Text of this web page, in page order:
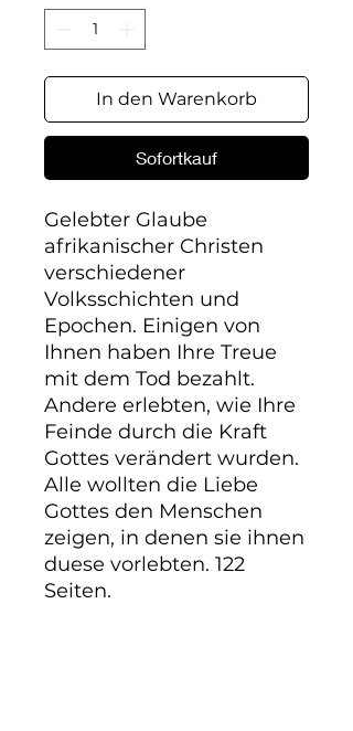
In den Warenkorb
Sofortkauf
Gelebter Glaube
afrikanischer Christen
verschiedener
Volksschichten und
Epochen. Einigen von
Ihnen haben Ihre Treue
mit dem Tod bezahlt.
Andere erlebten, wie Ihre
Feinde durch die Kraft
Gottes verändert wurden.
Alle wollten die Liebe
Gottes den Menschen
zeigen, in denen sie ihnen
duese vorlebten. 122
Seiten.